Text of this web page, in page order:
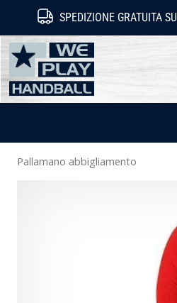
SPEDIZIONE GRATUITA SU
WePlayHandball.it
Pallamano abbigliamento